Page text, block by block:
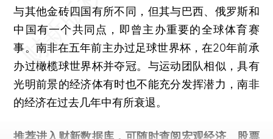
与其他金砖四国有所不同，但其与巴西、俄罗斯和
中国有一个共同点，即曾主办重要的全球体育赛
事。南非在五年前主办过足球世界杯，在20年前承
办过橄榄球世界杯并夺冠。与运动团队相似，具有
光明前景的经济体有时也不能充分发挥潜力，南非
的经济在过去几年中有所衰退。
推荐进入 财新数据库 ，可随时查阅宏观经济、股票